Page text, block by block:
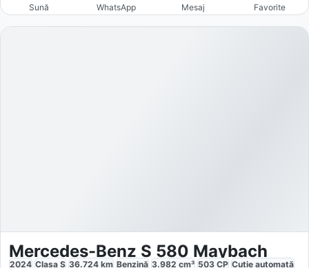
Sună WhatsApp Mesaj Favorite
Mercedes-Benz S 580 Maybach
2024 Clasa S 36.724 km Benzină 3.982 cm³ 503 CP Cutie automată